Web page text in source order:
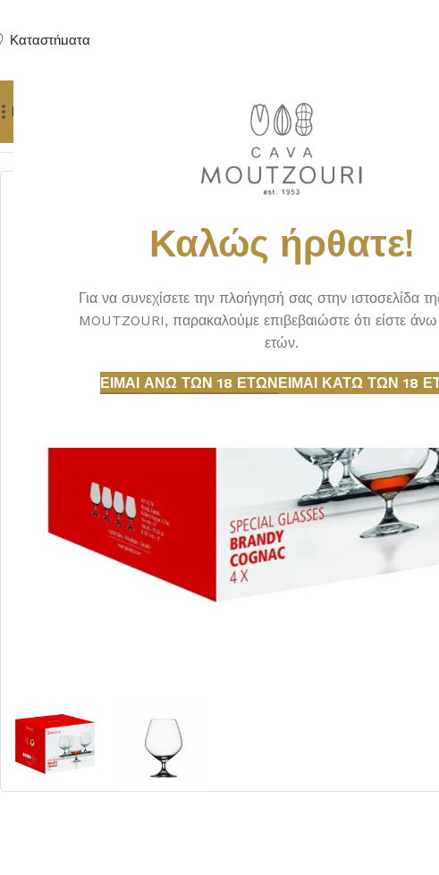
Καλώς ήρθατε!
Για να συνεχίσετε την πλοήγησή σας στην ιστοσελίδα
MOUTZOURI, παρακαλούμε επιβεβαιώστε ότι είστε
ετών.
ΕΊΜΑΙ ΆΝΩ ΤΩΝ 18 ΕΤΏΝ ΕΊΜΑΙ ΚΆΤΩ ΤΩΝ 18
Καταστήματα
Προϊόντα Yachting Services
ΠΟΤΗΡΙ SPIEGELAU